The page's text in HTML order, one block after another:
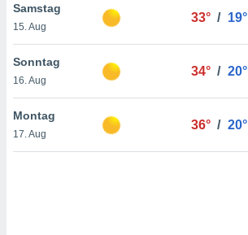
Samstag
15. Aug
33° / 19°
Sonntag
16. Aug
34° / 20°
Montag
17. Aug
36° / 20°